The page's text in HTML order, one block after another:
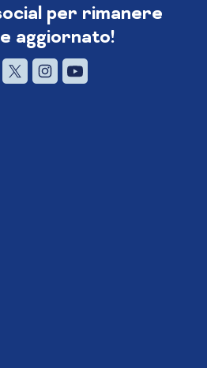
per rimanere
aggiornato!